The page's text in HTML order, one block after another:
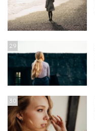
29
30